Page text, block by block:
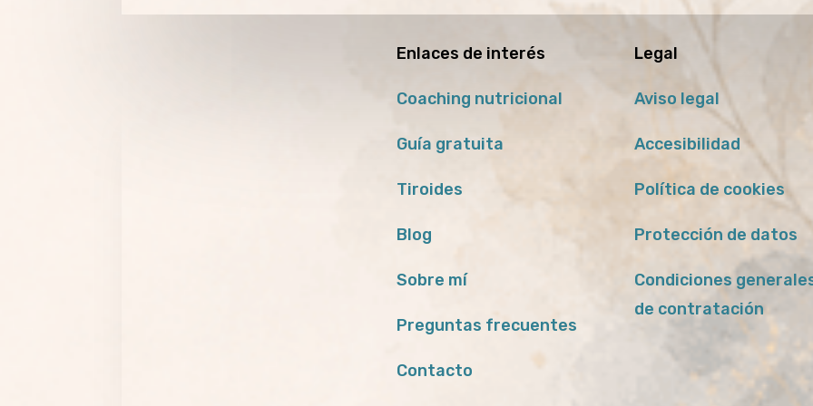
Enlaces de interés
Coaching nutricional
Guía gratuita
Tiroides
Blog
Sobre mí
Preguntas frecuentes
Contacto
Legal
Aviso legal
Accesibilidad
Política de cookies
Protección de datos
Condiciones
de contratación